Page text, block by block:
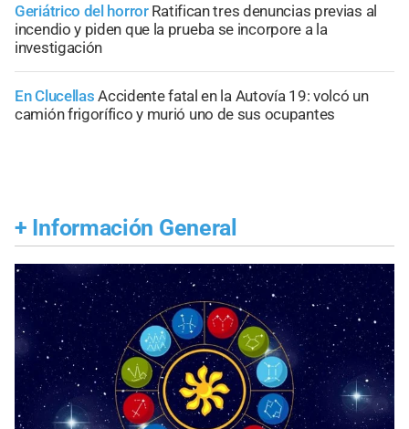
Geriátrico del horror Ratifican tres denuncias previas al
incendio y piden que la prueba se incorpore a la
investigación
En Clucellas Accidente fatal en la Autovía 19: volcó un
camión frigorífico y murió uno de sus ocupantes
+ Información General